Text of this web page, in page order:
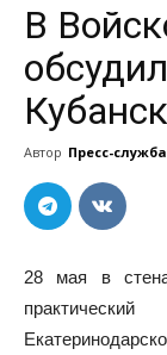
В
Автор Пресс-служба
28 мая в